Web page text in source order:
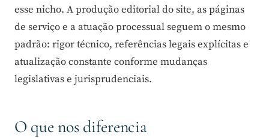
esse nicho. A produção editorial do site, as páginas
de serviço e a atuação processual seguem o mesmo
padrão: rigor técnico, referências legais explícitas e
atualização constante conforme mudanças
legislativas e jurisprudenciais.
O que nos diferencia